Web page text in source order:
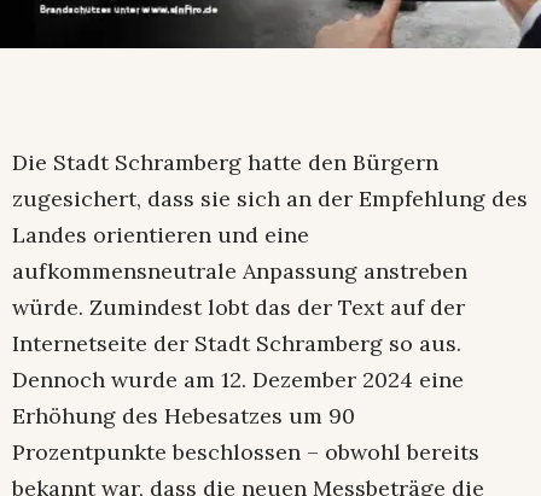
Die Stadt Schramberg hatte den Bürgern
zugesichert, dass sie sich an der Empfehlung des
Landes orientieren und eine
aufkommensneutrale Anpassung anstreben
würde. Zumindest lobt das der Text auf der
Internetseite der Stadt Schramberg so aus.
Dennoch wurde am 12. Dezember 2024 eine
Erhöhung des Hebesatzes um 90
Prozentpunkte beschlossen – obwohl bereits
bekannt war, dass die neuen Messbeträge die